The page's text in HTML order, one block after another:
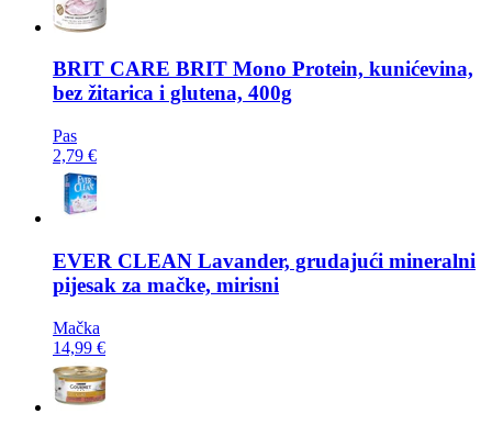
BRIT CARE BRIT Mono Protein, kunićevina,
bez žitarica i glutena, 400g
Pas
2,79 €
EVER CLEAN Lavander, grudajući mineralni
pijesak za mačke, mirisni
Mačka
14,99 €